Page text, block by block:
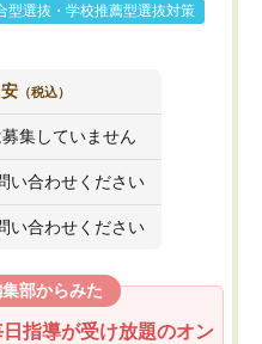
型選抜・学校推薦型選抜対策
（税込）
集していません
い合わせください
い合わせください
部からみた
指導が受け放題のオン